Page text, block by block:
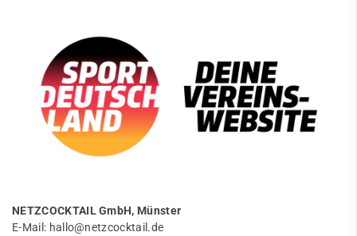
NETZCOCKTAIL GmbH, Münster
E-Mail: hallo@netzcocktail.de